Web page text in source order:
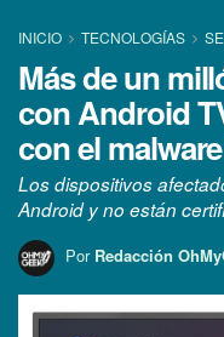
INICIO TECNOLOGÍ­AS
Más de un
con Android
con el
Los dispositivos
Android y no están
Por Redacción